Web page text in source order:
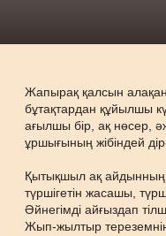
Жапырақ қалсын
бұтақтардан құйылшы
ағылшы бір, ақ нөсер,
ұршығының жібіндей дір-
Қытықшыл ақ
түршігетін жасашы,
Әйнегімді айғыздап
Жып-жылтыр тереземнің